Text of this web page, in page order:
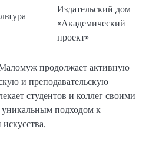
Издательский дом
«Академический
проект»
продолжает активную
и преподавательскую
студентов и коллег своими
подходом к